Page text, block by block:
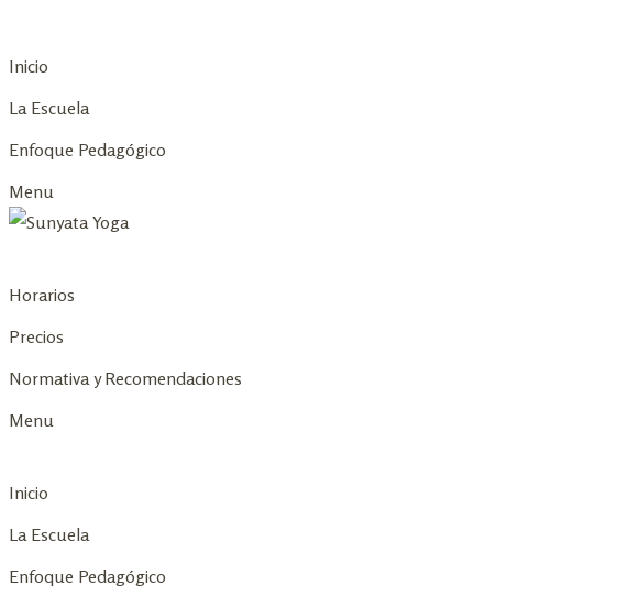
to
Inicio
La Escuela
Enfoque Pedagógico
Menu
Horarios
Precios
Normativa y Recomendaciones
Menu
Inicio
La Escuela
Enfoque Pedagógico